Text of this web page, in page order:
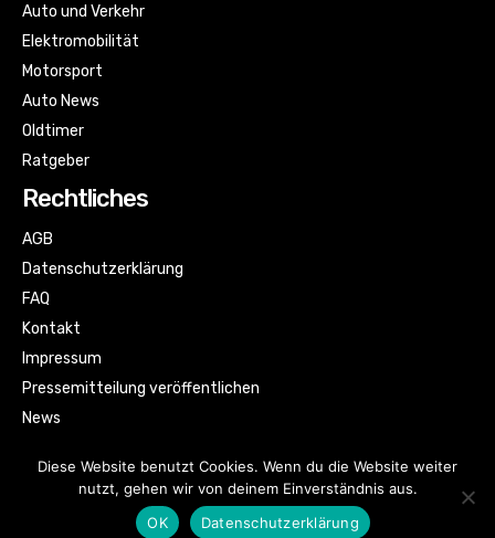
Auto und Verkehr
Elektromobilität
Motorsport
Auto News
Oldtimer
Ratgeber
Rechtliches
AGB
Datenschutzerklärung
FAQ
Kontakt
Impressum
Pressemitteilung veröffentlichen
News
Diese Website benutzt Cookies. Wenn du die Website weiter
nutzt, gehen wir von deinem Einverständnis aus.
OK
Datenschutzerklärung